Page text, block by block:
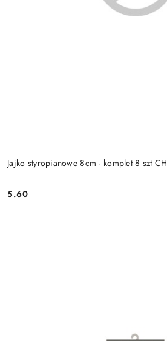
Jajko styropianowe 8cm - komplet 8 szt CH
Cena:
5.60